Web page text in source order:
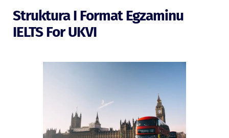
Struktura I Format Egzaminu
IELTS For UKVI